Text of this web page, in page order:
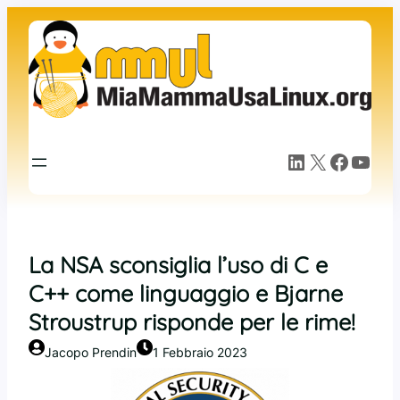
contenuto
LinkedIn X Facebook YouTube
La NSA sconsiglia l’uso di C e
C++ come linguaggio e Bjarne
Stroustrup risponde per le rime!
Jacopo Prendin 1 Febbraio 2023